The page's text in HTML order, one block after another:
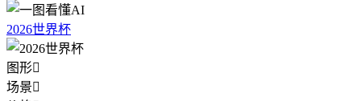
2026世界杯
图形
场景